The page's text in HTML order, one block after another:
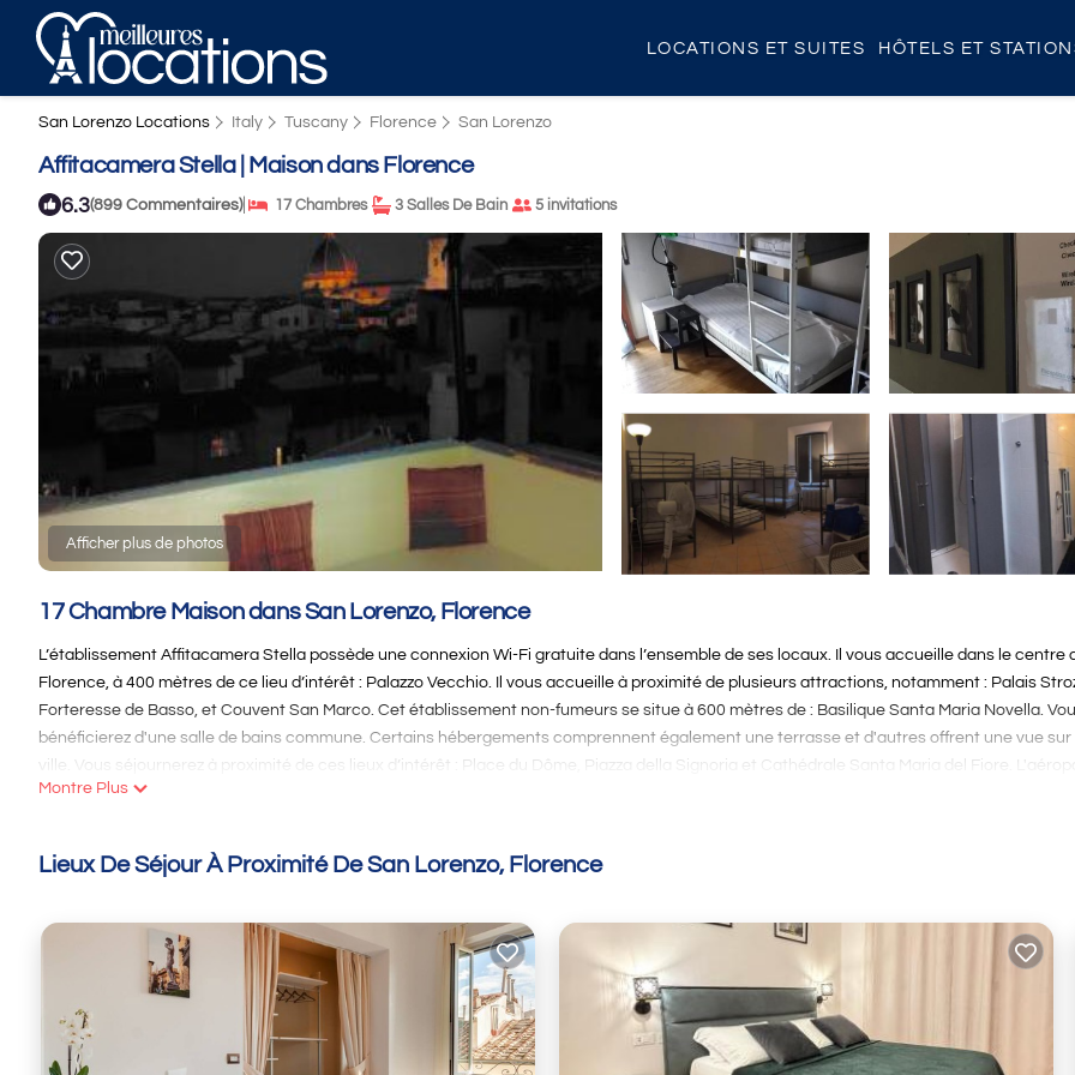
LOCATIONS ET SUITES HÔTELS ET
San Lorenzo Locations Italy Tuscany Florence San Lorenzo
Affitacamera Stella | Maison dans Florence
6.3(899 Commentaires)| 17 Chambres 3 Salles De Bain 5 invitations
Afficher plus de photos
17 Chambre Maison dans San Lorenzo, Florence
L’établissement Affitacamera Stella possède une connexion Wi-Fi gratuite dans l’ensemble de ses locaux. Il vous accueille dans le centre
Florence, à 400 mètres de ce lieu d’intérêt : Palazzo Vecchio. Il vous accueille à proximité de plusieurs attractions, notamment : Palais
Forteresse de Basso, et Couvent San Marco. Cet établissement non-fumeurs se situe à 600 mètres de : Basilique Santa Maria Novella.
bénéficierez d'une salle de bains commune. Certains hébergements comprennent également une terrasse et d'autres offrent une vue sur
ville. Vous séjournerez à proximité de ces lieux d’intérêt : Place du Dôme, Piazza della Signoria et Cathédrale Santa Maria del Fiore.
plus proche (Aéroport de Florence-Peretola) est à 9 km.
This 17 Chambres Maison is suitable for tourists and travelers. It has several amenities that would guarantee your comfort. These
and has over 899 reviews with the average score of 6.3 . Coming to Florence and needing a place to stay? Be it for work or for leisure,
staying at this Maison for your next visit, you will surely love it.
You can check the reviews and description of this 17 Chambres Maison if you want to learn more about this MLFR place in Florence
details are authentic, as they are provided by our partner, booking.com.
This Affitacamera Stella in Florence is well equipped and has all facilities that have been listed below. Please note that these details were
Montre Plus
Lieux De Séjour À Proximité De San Lorenzo, Florence